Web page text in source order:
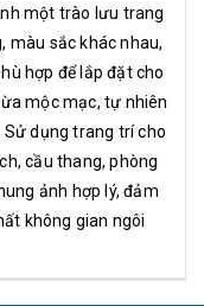
một trào lưu trang
màu sắc khác nhau,
hợp để lắp đặt cho
mộc mạc, tự nhiên
dụng trang trí cho
cầu thang, phòng
ảnh hợp lý, đảm
không gian ngôi